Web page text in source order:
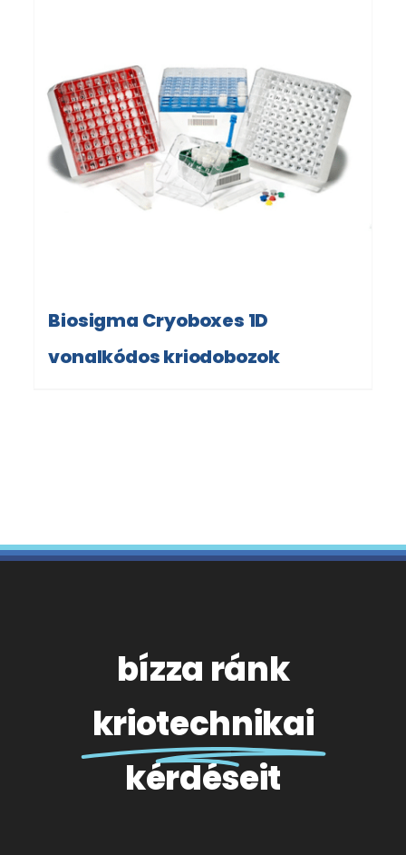
Biosigma Cryoboxes 1D
vonalkódos kriodobozok
bízza ránk
kriotechnikai
kérdéseit